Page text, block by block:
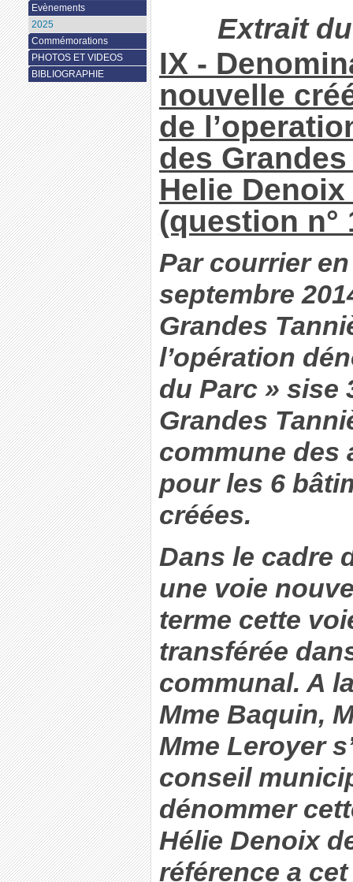
Extrait
IX -
nouvelle
de
des
Helie
(question n°
Par courrier
septembre
Grandes
l’opération
du Parc » sise
Grandes
commune des
pour les 6
créées.
Dans le cadre
une voie
terme cette
transférée
communal. A
Mme Baquin,
Mme Leroyer
conseil
dénommer
Hélie Denoix
référence a
Evènements
2025
Commémorations
PHOTOS ET VIDEOS
BIBLIOGRAPHIE